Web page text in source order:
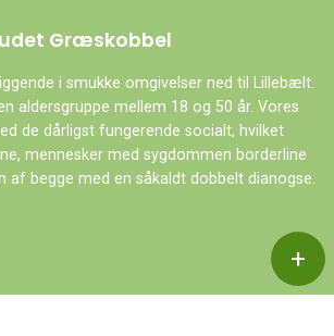
Græskobbel
i smukke omgivelser ned til Lillebælt.
aldersgruppe mellem 18 og 50 år. Vores
de dårligst fungerende socialt, hvilket
mennesker med sygdommen borderline
af begge med en såkaldt dobbelt dianogse.
+